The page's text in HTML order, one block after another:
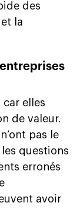
des
la
car elles
de valeur.
pas le
questions
erronés
avoir